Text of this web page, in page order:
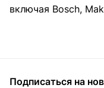
включая Bosch,
Подписаться на